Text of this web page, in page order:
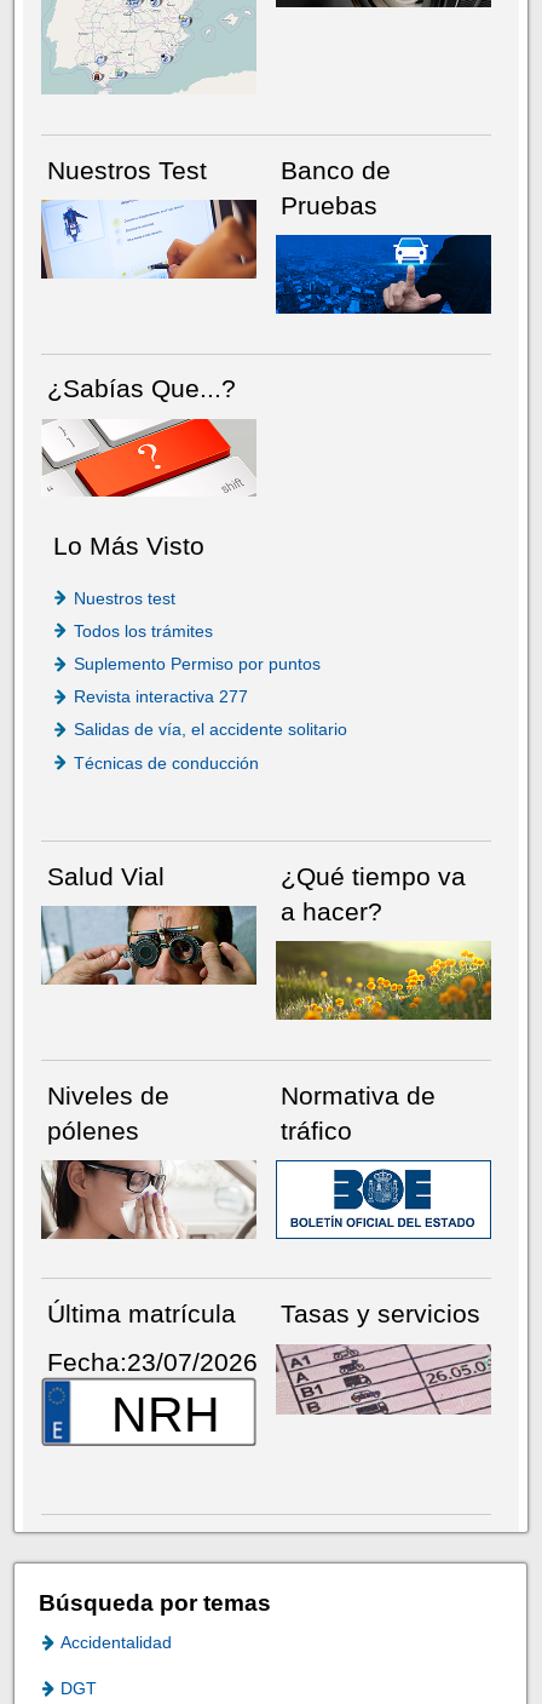
NÚMERO ACTUALHEMEROTECA
Nuestros Test
Banco de
Pruebas
¿Sabías Que...?
Lo Más Visto
Nuestros test
Todos los trámites
Suplemento Permiso por puntos
Revista interactiva 277
Salidas de vía, el accidente solitario
Técnicas de conducción
Salud Vial
¿Qué tiempo va
a hacer?
Niveles de
pólenes
Normativa de
tráfico
Última matrícula
Fecha:23/07/2026
NRH
Tasas y servicios
Búsqueda por temas
Accidentalidad
DGT